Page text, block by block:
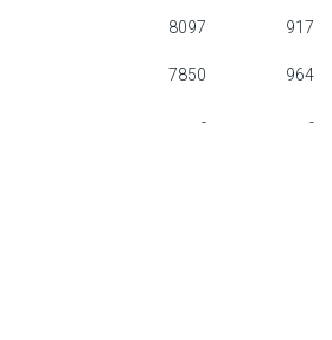
8097 917
7850 964
- -